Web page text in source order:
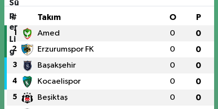
# Takım O P
1 Amed 0 0
2 Erzurumspor FK 0 0
3 Başakşehir 0 0
4 Kocaelispor 0 0
5 Beşiktaş 0 0